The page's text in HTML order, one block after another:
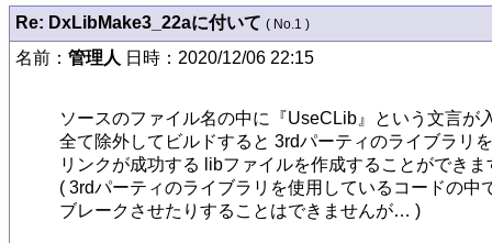
Re: DxLibMake3_22aに付いて ( No.1 )
名前： 管理人 日時：2020/12/06 22:15
ソースのファイル名の中に『UseCLib』という文言が
全て除外してビルドすると 3rdパーティのライブラリ
リンクが成功する libファイルを作成することができま
( 3rdパーティのライブラリを使用しているコードの中
ブレークさせたりすることはできませんが… )